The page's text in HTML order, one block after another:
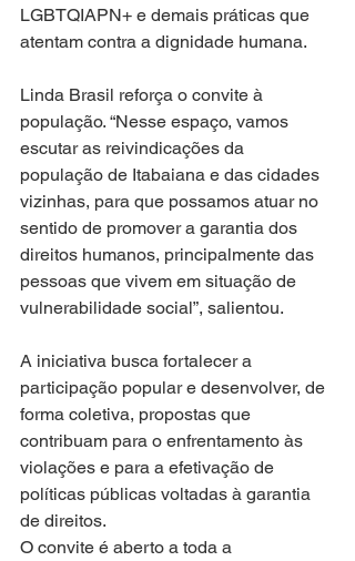
LGBTQIAPN+ e demais práticas que
atentam contra a dignidade humana.
Linda Brasil reforça o convite à
população. “Nesse espaço, vamos
escutar as reivindicações da
população de Itabaiana e das cidades
vizinhas, para que possamos atuar no
sentido de promover a garantia dos
direitos humanos, principalmente das
pessoas que vivem em situação de
vulnerabilidade social”, salientou.
A iniciativa busca fortalecer a
participação popular e desenvolver, de
forma coletiva, propostas que
contribuam para o enfrentamento às
violações e para a efetivação de
políticas públicas voltadas à garantia
de direitos.
O convite é aberto a toda a